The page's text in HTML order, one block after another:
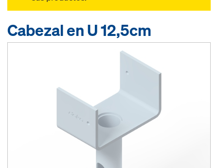
Cabezal en U 12,5cm